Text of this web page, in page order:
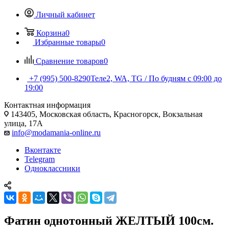
Личный кабинет
Корзина0
Избранные товары0
Сравнение товаров0
+7 (995) 500-8290Теле2, WA, TG / По будням c 09:00 до
19:00
Контактная информация
143405, Московская область, Красногорск, Вокзальная
улица, 17А
info@modamania-online.ru
Вконтакте
Telegram
Одноклассники
Фатин однотонный ЖЕЛТЫЙ 100см.